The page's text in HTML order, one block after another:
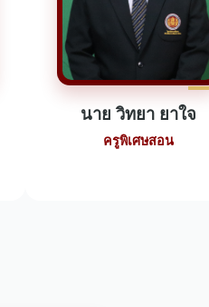
นาย วิทยา ยาใจ
ครูพิเศษสอน